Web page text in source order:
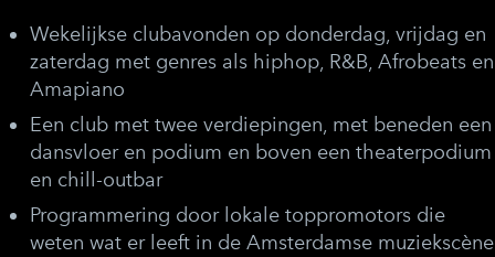
Wekelijkse clubavonden op donderdag, vrijdag en
zaterdag met genres als hiphop, R&B, Afrobeats en
Amapiano
Een club met twee verdiepingen, met beneden een
dansvloer en podium en boven een theaterpodium
en chill-outbar
Programmering door lokale toppromotors die
weten wat er leeft in de Amsterdamse muziekscène